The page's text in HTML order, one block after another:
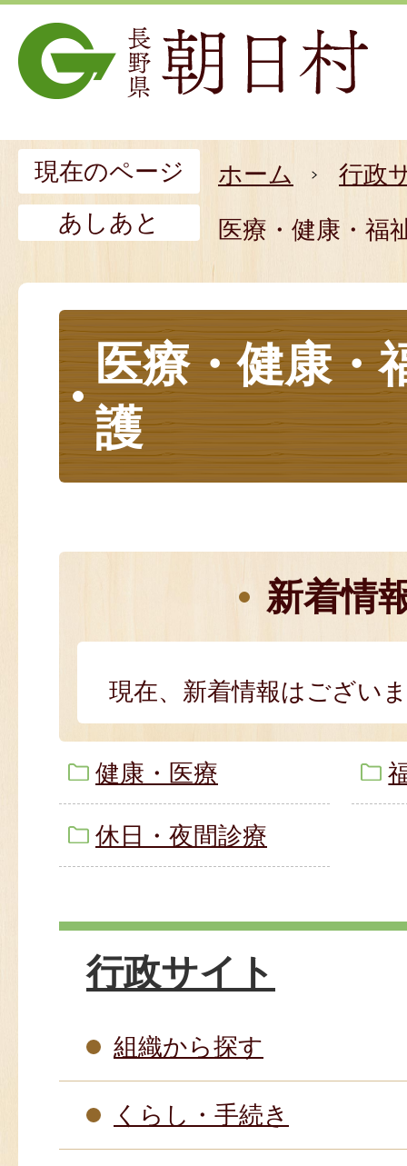
現在のページ ホーム
行政
あしあと
医療・健康・福
医療・健康・
護
新着情
現在、新着情報はござい
健康・医療
休日・夜間診療
行政サイト
組織から探す
くらし・手続き